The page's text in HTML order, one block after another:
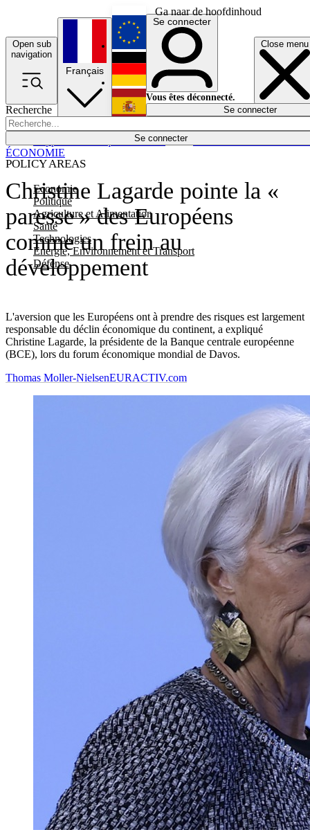
Ga naar de hoofdinhoud
Open sub
navigation
Close menu
Recherche
Se connecter
POLICY AREAS
Economie
Politique
Agriculture et Alimentation
Santé
Technologies
Energie, Environnement et Transport
Défense
Économie
Français
English
Deutsch
Español
Se connecter
Vous êtes déconnecté.
Se connecter
Christine Lagarde pointe la «
paresse » des Européens
comme un frein au
développement
L'aversion que les Européens ont à prendre des risques est largement
responsable du déclin économique du continent, a expliqué
Christine Lagarde, la présidente de la Banque centrale européenne
(BCE), lors du forum économique mondial de Davos.
ÉCONOMIE
Thomas Moller-NielsenEURACTIV.com